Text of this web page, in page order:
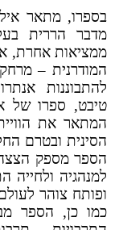
בספרו, מתאר
מדבר הררית
ממציאות אחרת,
המודרנית –
להתבוננות
טיבט, ספרו של
המתאר את
הסינית ובטרם
הספר מספק הצצה
למנהגיה ולחייה
ופותח צוהר
כמו כן, הספר